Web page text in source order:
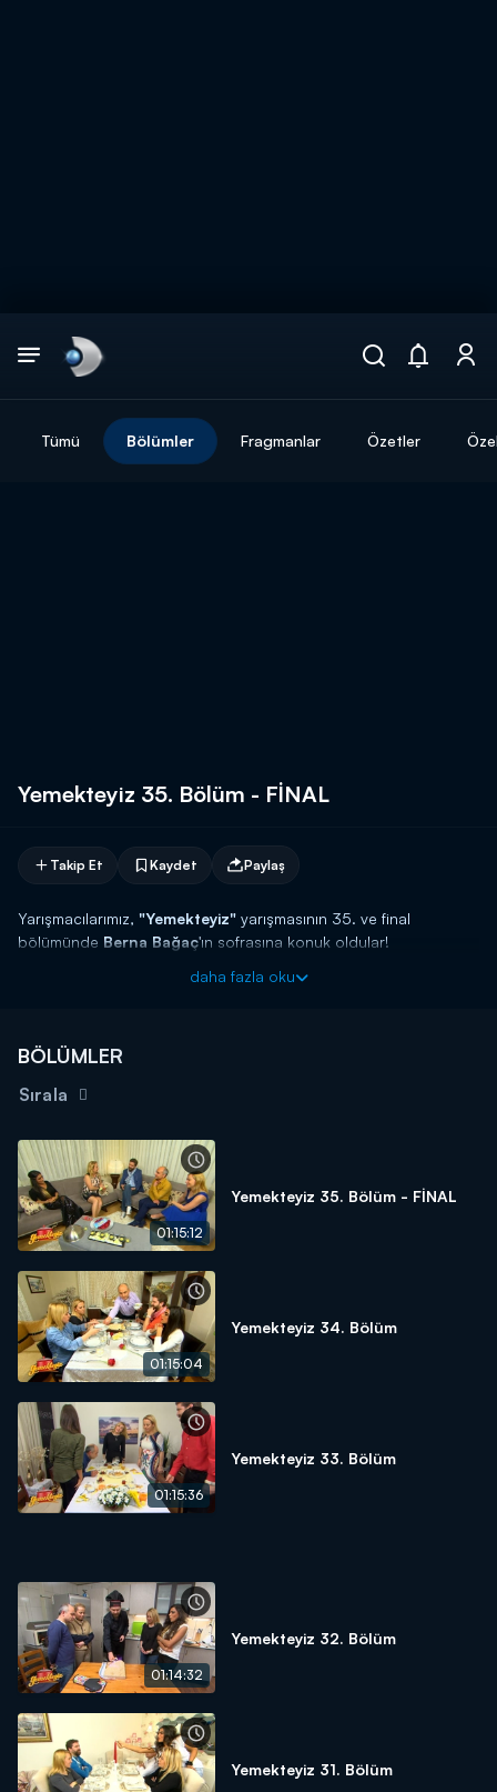
Tümü Bölümler Fragmanlar Özetler
Yemekteyiz 35. Bölüm - FİNAL
Takip Et Kaydet Paylaş
Yarışmacılarımız, "Yemekteyiz" yarışmasının 35. ve final
bölümünde Berna Bağaç'ın sofrasına konuk oldular!
daha fazla oku
BÖLÜMLER
Sırala
01:15:12
Yemekteyiz 35. Bölüm - FİNAL
01:15:04
Yemekteyiz 34. Bölüm
01:15:36
Yemekteyiz 33. Bölüm
01:14:32
Yemekteyiz 32. Bölüm
Yemekteyiz 31. Bölüm